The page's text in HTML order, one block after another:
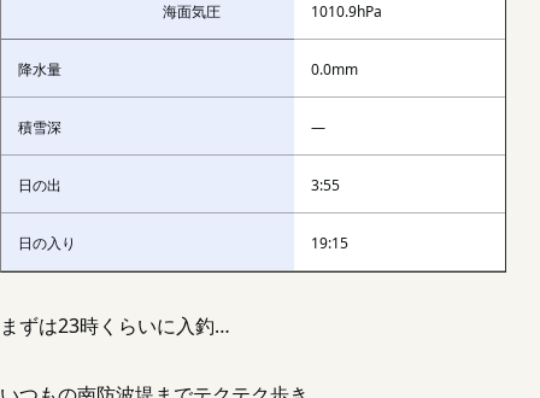
海面気圧 1010.9hPa
降水量 0.0mm
積雪深 —
日の出 3:55
日の入り 19:15
まずは23時くらいに入釣…